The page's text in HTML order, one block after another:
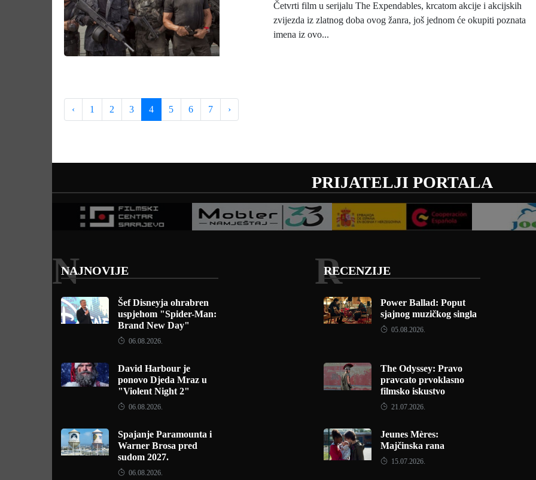
Četvrti film u serijalu The Expendables, krcatom akcije i akcijskih
zvijezda iz zlatnog doba ovog žanra, još jednom će okupiti poznata
imena iz ovo...
‹ 1 2 3 4 5 6 7 ›
PRIJATELJI PORTALA
NAJNOVIJE
N
Šef Disneyja ohrabren
uspjehom "Spider-Man:
Brand New Day"
06.08.2026.
David Harbour je
ponovo Djeda Mraz u
"Violent Night 2"
06.08.2026.
Spajanje Paramounta i
Warner Brosa pred
sudom 2027.
06.08.2026.
RECENZIJE
R
Power Ballad: Poput
sjajnog muzičkog singla
05.08.2026.
The Odyssey: Pravo
pravcato prvoklasno
filmsko iskustvo
21.07.2026.
Jeunes Mères:
Majčinska rana
15.07.2026.